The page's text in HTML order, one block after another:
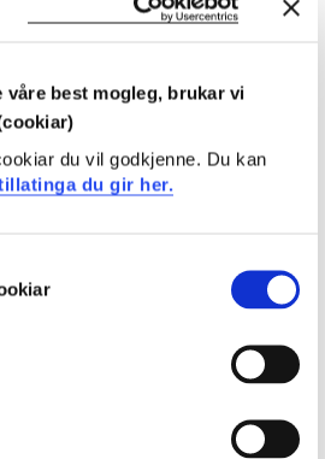
våre best mogleg, brukar vi
du vil godkjenne. Du kan
du gir her.